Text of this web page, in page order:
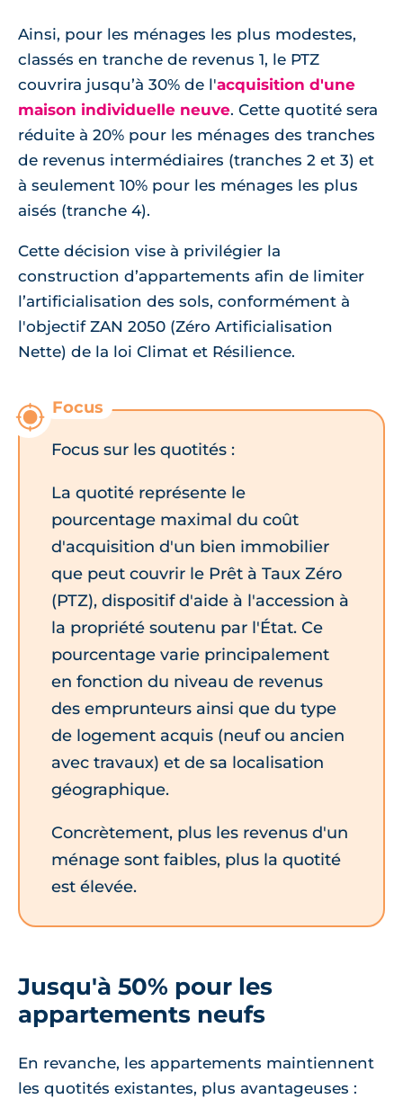
Ainsi, pour les ménages les plus modestes,
classés en tranche de revenus 1, le PTZ
couvrira jusqu’à 30% de l'acquisition d'une
maison individuelle neuve. Cette quotité sera
réduite à 20% pour les ménages des tranches
de revenus intermédiaires (tranches 2 et 3) et
à seulement 10% pour les ménages les plus
aisés (tranche 4).
Cette décision vise à privilégier la
construction d’appartements afin de limiter
l’artificialisation des sols, conformément à
l'objectif ZAN 2050 (Zéro Artificialisation
Nette) de la loi Climat et Résilience.
Focus sur les quotités :
La quotité représente le
pourcentage maximal du coût
d'acquisition d'un bien immobilier
que peut couvrir le Prêt à Taux Zéro
(PTZ), dispositif d'aide à l'accession à
la propriété soutenu par l'État. Ce
pourcentage varie principalement
en fonction du niveau de revenus
des emprunteurs ainsi que du type
de logement acquis (neuf ou ancien
avec travaux) et de sa localisation
géographique.
Concrètement, plus les revenus d'un
ménage sont faibles, plus la quotité
est élevée.
Jusqu'à 50% pour les
appartements neufs
En revanche, les appartements maintiennent
les quotités existantes, plus avantageuses :